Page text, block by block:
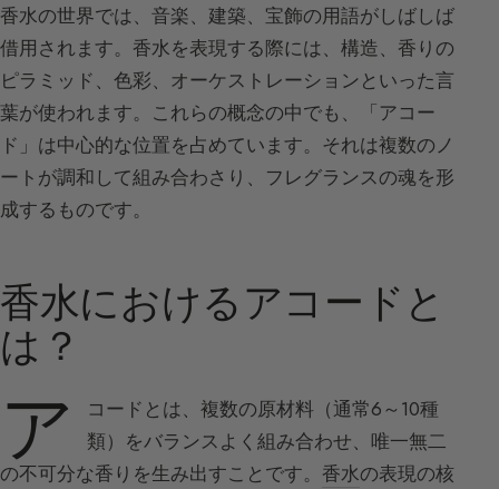
香水の世界では、音楽、建築、宝飾の用語がしばしば
借用されます。香水を表現する際には、構造、香りの
ピラミッド、色彩、オーケストレーションといった言
葉が使われます。これらの概念の中でも、「アコー
ド」は中心的な位置を占めています。それは複数のノ
ートが調和して組み合わさり、フレグランスの魂を形
成するものです。
香水におけるアコードと
は？
ア
コードとは、複数の原材料（通常6～10種
類）をバランスよく組み合わせ、唯一無二
の不可分な香りを生み出すことです。 香水の表現の核